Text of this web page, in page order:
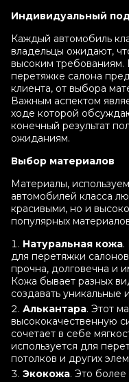
Индивидуальный
Каждый автомобиль
владельцы ожидают,
высоким
перетяжке салона
клиента, от выбора
Важным аспектом
ходе которой
конечный результат
ожиданиям.
Выбор материалов
Материалы,
автомобилей класса
красивыми, но и
популярных
Натуральная кожа.
для перетяжки
прочна, долговечна и
Кожа бывает разных
создавать уникальные
Алькантара. Этот
высококачественную
сочетает в себе
используется для
потолков и других
Экокожа. Это более